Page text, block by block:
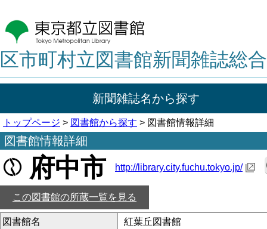
区市町村立図書館新聞雑誌総
新聞雑誌名から探す
トップページ > 図書館から探す > 図書館情報詳細
図書館情報詳細
府中市 http://library.city.fuchu.tokyo.jp/
この図書館の所蔵一覧を見る
図書館名 紅葉丘図書館